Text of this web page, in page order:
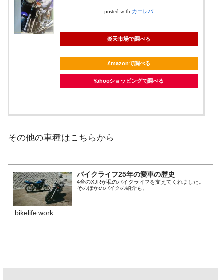
posted with カエレバ
楽天市場で調べる
Amazonで調べる
Yahooショッピングで調べる
その他の車種はこちらから
バイクライフ25年の愛車の歴史
4台のXJRが私のバイクライフを支えてくれました。
そのほかのバイクの紹介も。
bikelife.work